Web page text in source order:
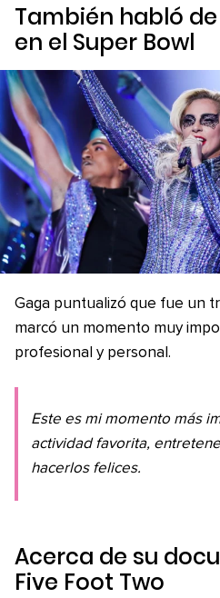
También habló
en el Super Bowl
Gaga puntualizó que fue un
marcó un momento muy
profesional y personal.
Este es mi momento más
actividad favorita,
hacerlos felices.
Acerca de su
Five Foot Two